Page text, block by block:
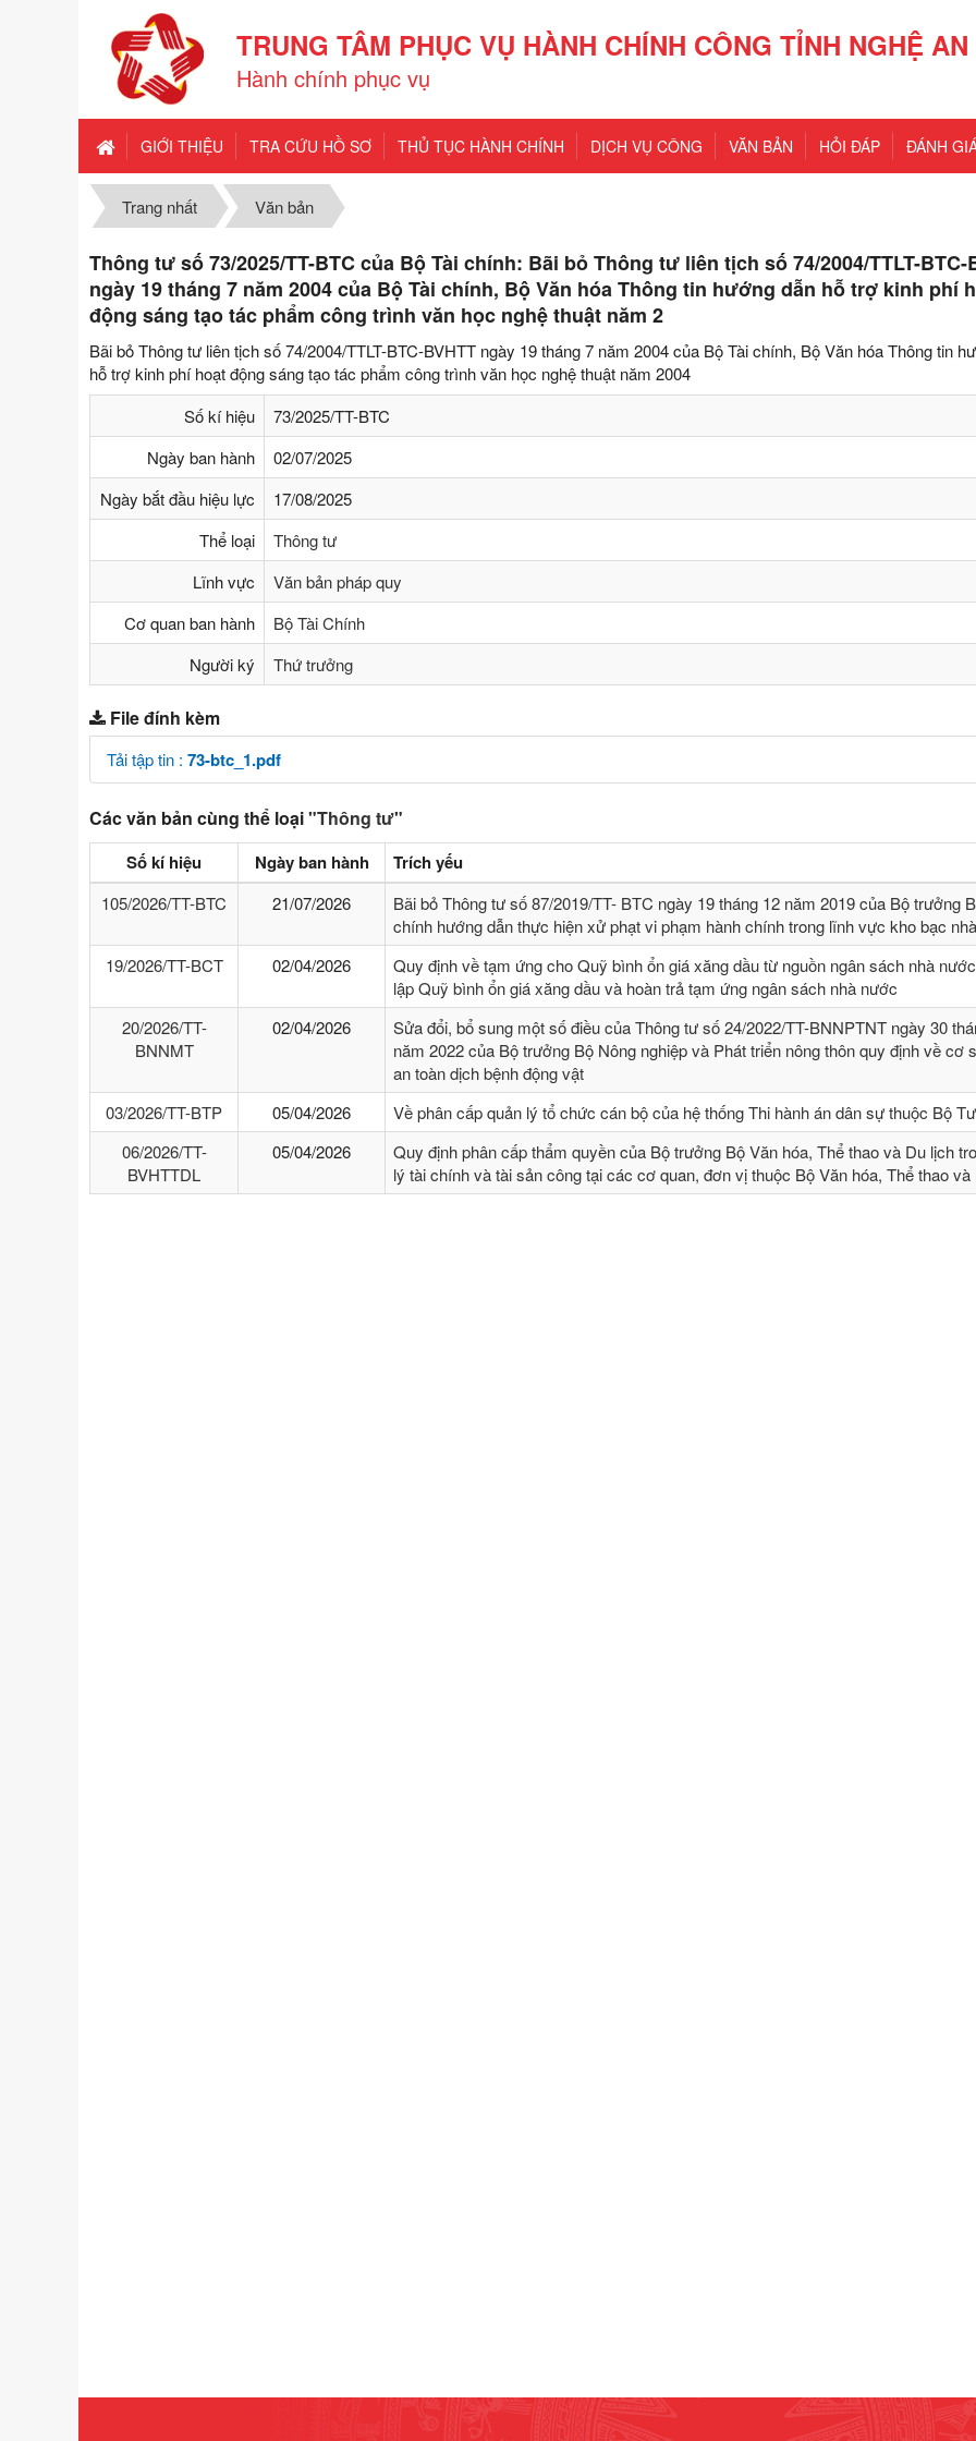
TRUNG TÂM PHỤC VỤ HÀNH CHÍNH CÔNG TỈNH NGHỆ AN
Hành chính phục vụ
GIỚI THIỆU TRA CỨU HỒ SƠ THỦ TỤC HÀNH CHÍNH DỊCH VỤ CÔNG VĂN BẢN HỎI ĐÁP ĐÁNH
Trang nhất Văn bản
Thông tư số 73/2025/TT-BTC của Bộ Tài chính: Bãi bỏ Thông tư liên tịch số 74/2004/TTLT-BTC-
ngày 19 tháng 7 năm 2004 của Bộ Tài chính, Bộ Văn hóa Thông tin hướng dẫn hỗ trợ kinh phí
động sáng tạo tác phẩm công trình văn học nghệ thuật năm 2
Bãi bỏ Thông tư liên tịch số 74/2004/TTLT-BTC-BVHTT ngày 19 tháng 7 năm 2004 của Bộ Tài chính, Bộ Văn hóa Thông tin
hỗ trợ kinh phí hoạt động sáng tạo tác phẩm công trình văn học nghệ thuật năm 2004
Số kí hiệu
73/2025/TT-BTC
Ngày ban hành
02/07/2025
Ngày bắt đầu hiệu lực
17/08/2025
Thể loại
Thông tư
Lĩnh vực
Văn bản pháp quy
Cơ quan ban hành
Bộ Tài Chính
Người ký
Thứ trưởng
File đính kèm
Tải tập tin : 73-btc_1.pdf
Các văn bản cùng thể loại"Thông tư"
Số kí hiệu Ngày ban hành Trích yếu
105/2026/TT-BTC 21/07/2026
Bãi bỏ Thông tư số 87/2019/TT- BТC ngày 19 tháng 12 năm 2019 của Bộ trưởng
chính hướng dẫn thực hiện xử phạt vi phạm hành chính trong lĩnh vực kho bạc
19/2026/TT-BCT
02/04/2026
Quy định về tạm ứng cho Quỹ bình ổn giá xăng dầu từ nguồn ngân sách nhà
lập Quỹ bình ổn giá xăng dầu và hoàn trả tạm ứng ngân sách nhà nước
20/2026/TT-
BNNMT
02/04/2026
Sửa đổi, bổ sung một số điều của Thông tư số 24/2022/TT-BNNPTNT ngày 30
năm 2022 của Bộ trưởng Bộ Nông nghiệp và Phát triển nông thôn quy định về cơ
an toàn dịch bệnh động vật
03/2026/TT-BTP
05/04/2026
Về phân cấp quản lý tổ chức cán bộ của hệ thống Thi hành án dân sự thuộc Bộ
06/2026/TT-
BVHTTDL
05/04/2026
Quy định phân cấp thẩm quyền của Bộ trưởng Bộ Văn hóa, Thể thao và Du lịch
lý tài chính và tài sản công tại các cơ quan, đơn vị thuộc Bộ Văn hóa, Thể thao và